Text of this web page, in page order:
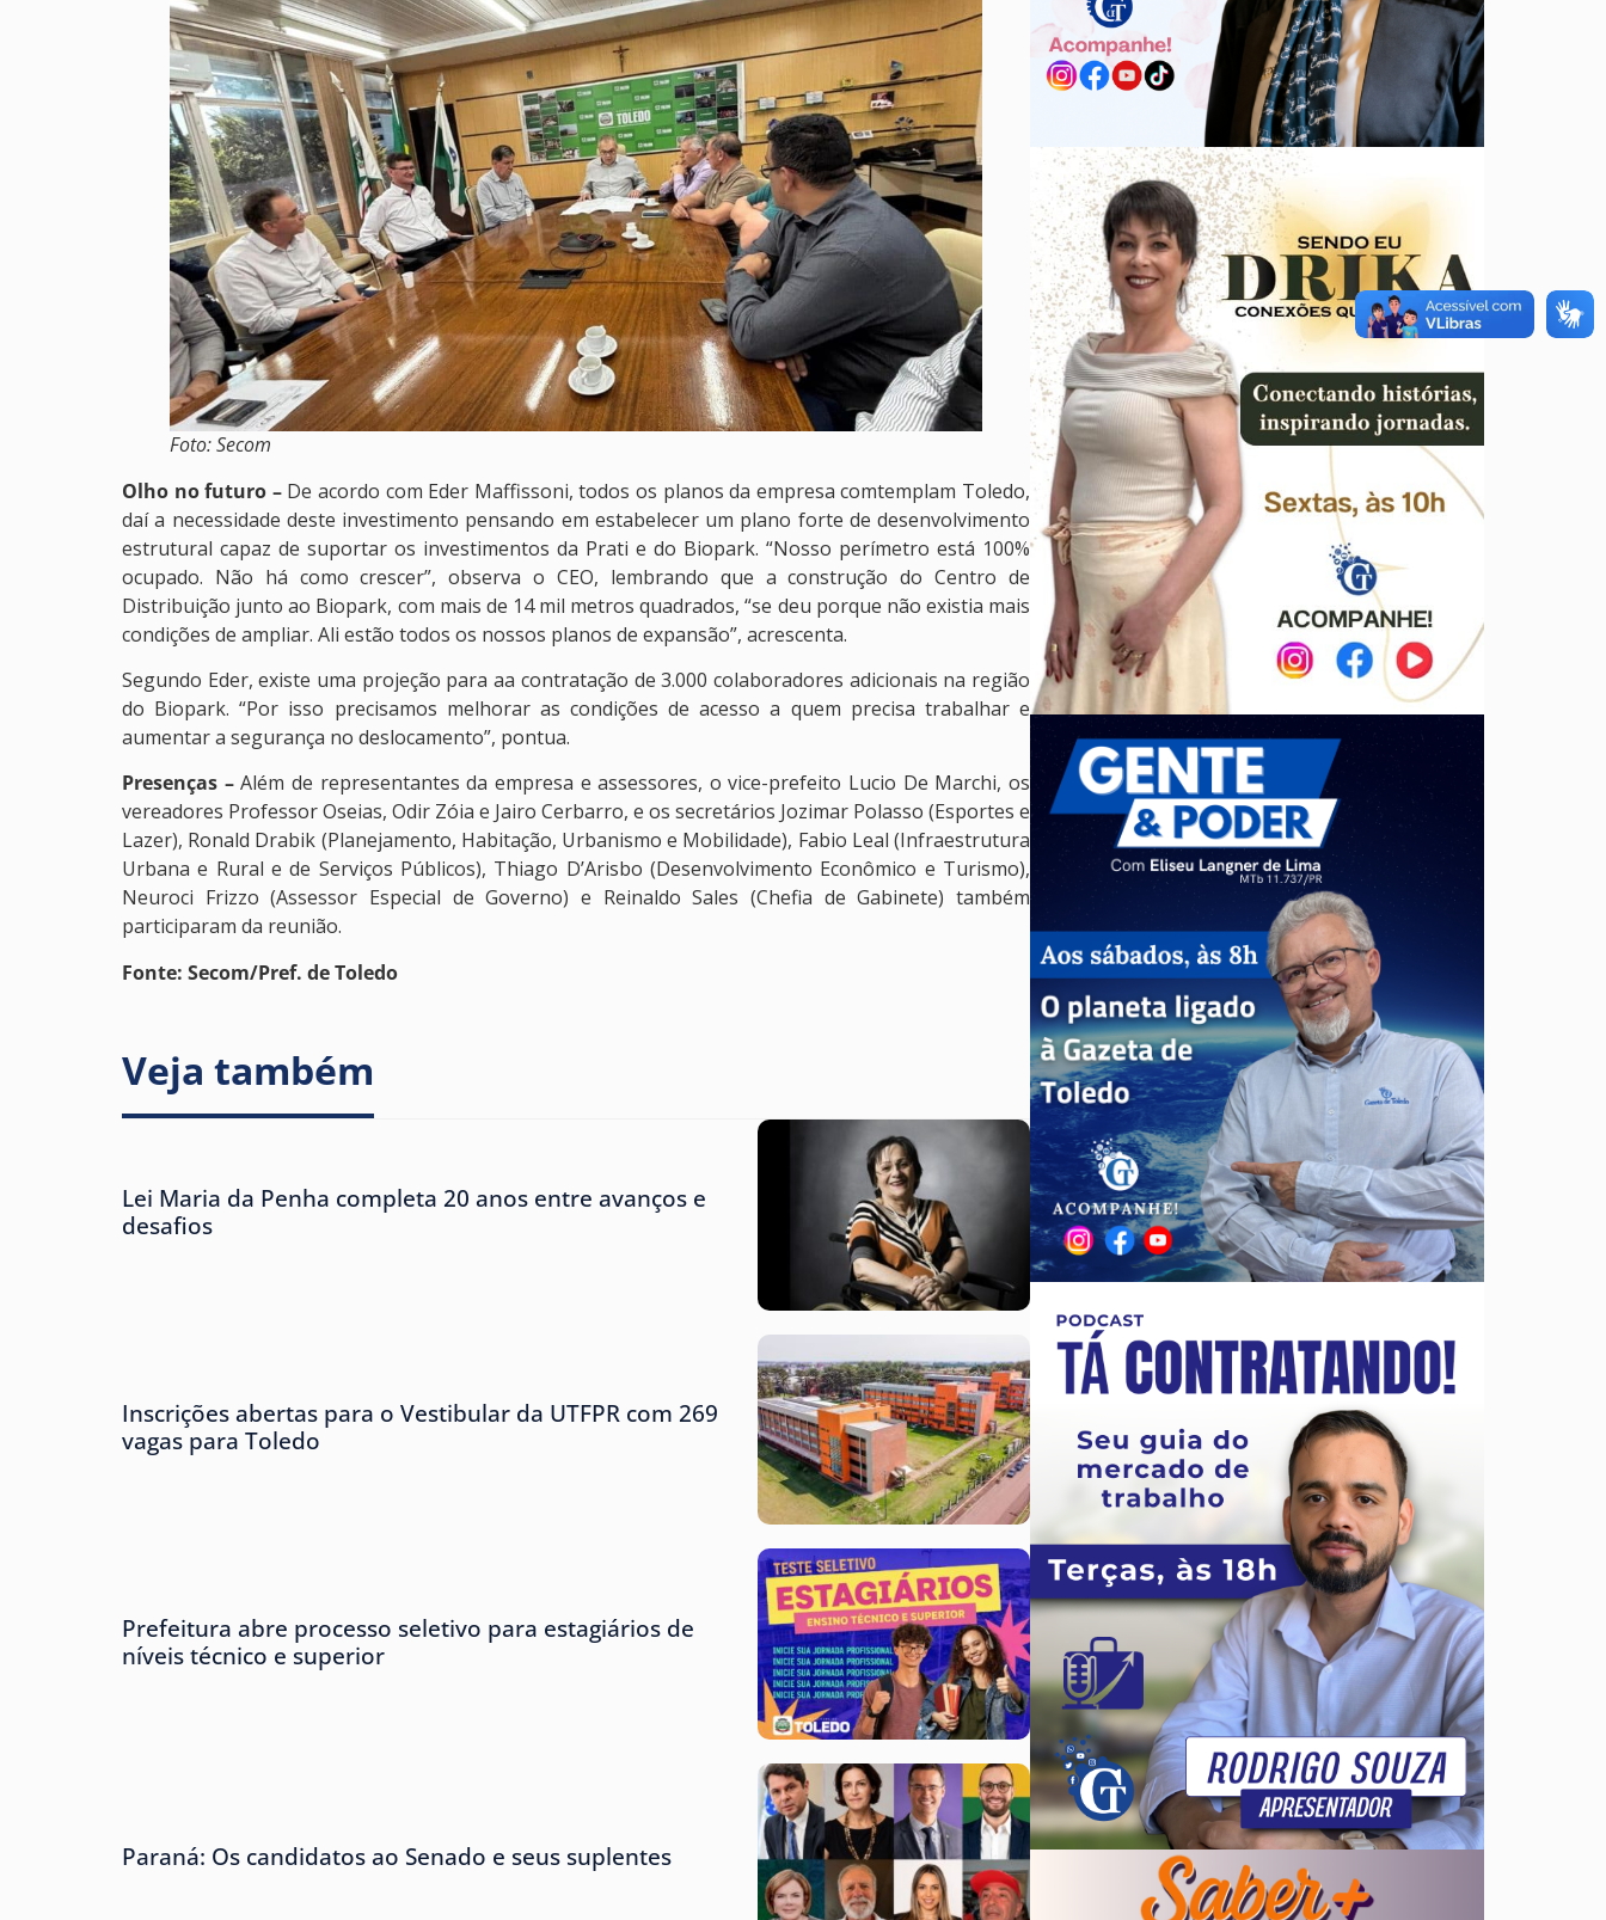
Foto: Secom
Olho no futuro – De acordo com Eder Maffissoni, todos os planos da empresa comtemplam Toledo,
daí a necessidade deste investimento pensando em estabelecer um plano forte de desenvolvimento
estrutural capaz de suportar os investimentos da Prati e do Biopark. “Nosso perímetro está 100%
ocupado. Não há como crescer”, observa o CEO, lembrando que a construção do Centro de
Distribuição junto ao Biopark, com mais de 14 mil metros quadrados, “se deu porque não existia mais
condições de ampliar. Ali estão todos os nossos planos de expansão”, acrescenta.
Segundo Eder, existe uma projeção para aa contratação de 3.000 colaboradores adicionais na região
do Biopark. “Por isso precisamos melhorar as condições de acesso a quem precisa trabalhar e
aumentar a segurança no deslocamento”, pontua.
Presenças –Além de representantes da empresa e assessores, o vice-prefeito Lucio De Marchi, os
vereadores Professor Oseias, Odir Zóia e Jairo Cerbarro, e os secretários Jozimar Polasso (Esportes e
Lazer), Ronald Drabik (Planejamento, Habitação, Urbanismo e Mobilidade), Fabio Leal (Infraestrutura
Urbana e Rural e de Serviços Públicos), Thiago D’Arisbo (Desenvolvimento Econômico e Turismo),
Neuroci Frizzo (Assessor Especial de Governo) e Reinaldo Sales (Chefia de Gabinete) também
participaram da reunião.
Fonte: Secom/Pref. de Toledo
Veja também
Lei Maria da Penha completa 20 anos entre avanços e
desafios
Inscrições abertas para o Vestibular da UTFPR com 269
vagas para Toledo
Prefeitura abre processo seletivo para estagiários de
níveis técnico e superior
Paraná: Os candidatos ao Senado e seus suplentes